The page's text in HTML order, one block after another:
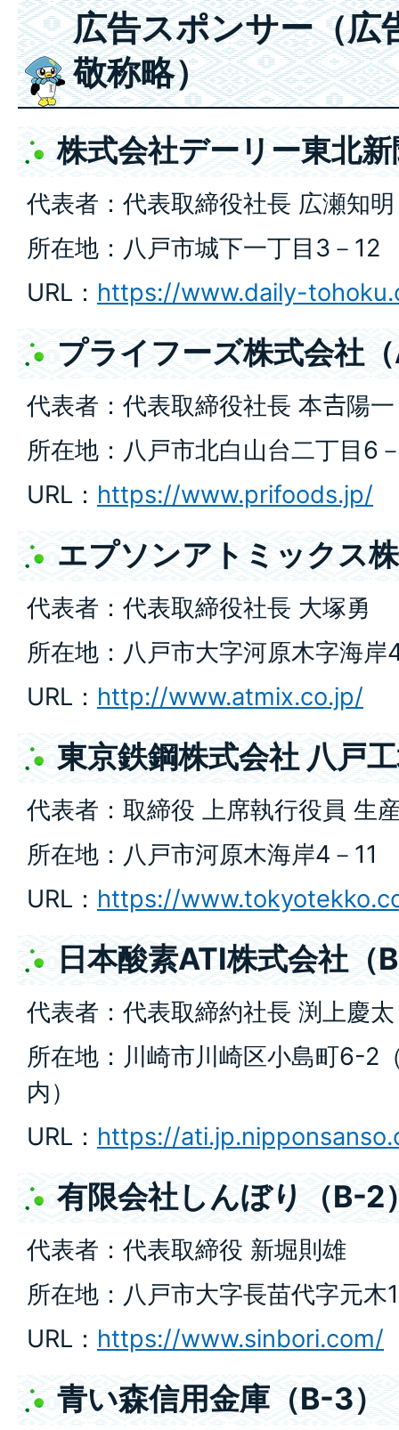
広告スポンサー（広
敬称略）
株式会社デーリー東北
代表者：代表取締役社長 広瀬知明
所在地：八戸市城下一丁目3－12
URL： https://www.daily-
プライフーズ株式会社
代表者：代表取締役社長 本𠮷陽一
所在地：八戸市北白山台二丁目6
URL： https://www.prifoods.jp/
エプソンアトミックス
代表者：代表取締役社長 大塚勇
所在地：八戸市大字河原木字海岸
URL： http://www.atmix.co.jp/
東京鉄鋼株式会社 八戸
代表者：取締役 上席執行役員 生
所在地：八戸市河原木海岸4－11
URL： https://
日本酸素ATI株式会社（
代表者：代表取締約社長 渕上慶太
所在地：川崎市川崎区小島町6-2
内）
URL： https://
有限会社しんぼり（B-2
代表者：代表取締役 新堀則雄
所在地：八戸市大字長苗代字元木
URL： https://www.sinbori.com/
青い森信用金庫（B-3）